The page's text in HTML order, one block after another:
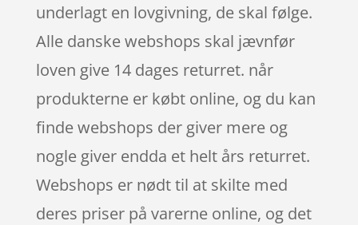
underlagt en lovgivning, de skal følge.
Alle danske webshops skal jævnfør
loven give 14 dages returret. når
produkterne er købt online, og du kan
finde webshops der giver mere og
nogle giver endda et helt års returret.
Webshops er nødt til at skilte med
deres priser på varerne online, og det